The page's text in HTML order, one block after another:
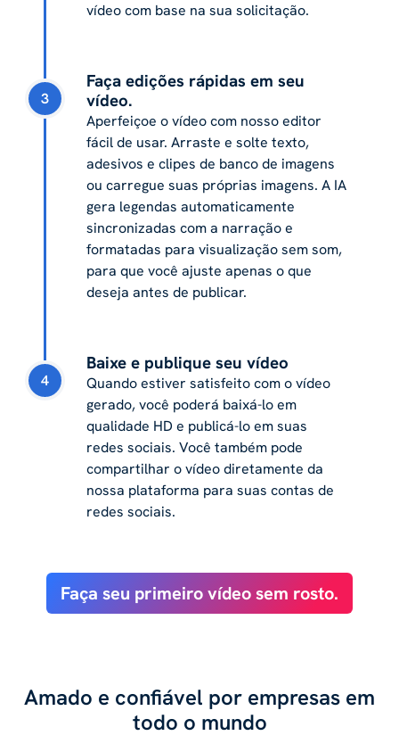
vídeo com base na sua solicitação.
3
Faça edições rápidas em seu
vídeo.
Aperfeiçoe o vídeo com nosso editor
fácil de usar. Arraste e solte texto,
adesivos e clipes de banco de imagens
ou carregue suas próprias imagens. A IA
gera legendas automaticamente
sincronizadas com a narração e
formatadas para visualização sem som,
para que você ajuste apenas o que
deseja antes de publicar.
4
Baixe e publique seu vídeo
Quando estiver satisfeito com o vídeo
gerado, você poderá baixá-lo em
qualidade HD e publicá-lo em suas
redes sociais. Você também pode
compartilhar o vídeo diretamente da
nossa plataforma para suas contas de
redes sociais.
Faça seu primeiro vídeo sem rosto.
Amado e confiável por empresas em
todo o mundo